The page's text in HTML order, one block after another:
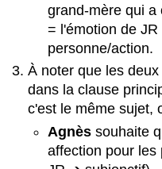
grand-mère qui
= l'émotion de
personne/action.
À noter que les
dans la clause
c'est le même sujet,
Agnèssouhaite
affection pour les